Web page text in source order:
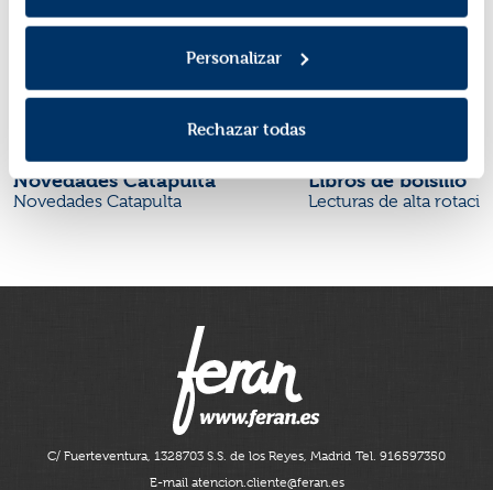
Personalizar
Rechazar todas
Novedades Catapulta
Novedades Catapulta
Libros de bolsillo
Lecturas de alta
C/ Fuerteventura, 1328703 S.S. de los Reyes, Madrid Tel. 916597350
E-mail atencion.cliente@feran.es